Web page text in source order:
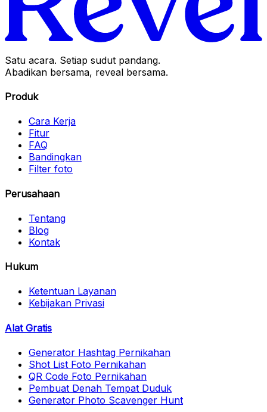
Satu acara. Setiap sudut pandang.
Abadikan bersama, reveal bersama.
Produk
Cara Kerja
Fitur
FAQ
Bandingkan
Filter foto
Perusahaan
Tentang
Blog
Kontak
Hukum
Ketentuan Layanan
Kebijakan Privasi
Alat Gratis
Generator Hashtag Pernikahan
Shot List Foto Pernikahan
QR Code Foto Pernikahan
Pembuat Denah Tempat Duduk
Generator Photo Scavenger Hunt